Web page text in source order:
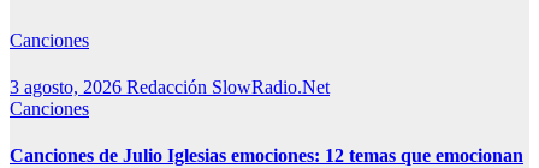
Canciones
3 agosto, 2026 Redacción SlowRadio.Net
Canciones
Canciones de Julio Iglesias emociones: 12 temas que emocionan